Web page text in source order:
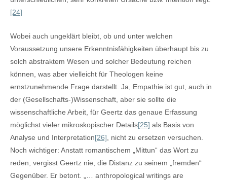
[24]
Wobei auch ungeklärt bleibt, ob und unter welchen
Voraussetzung unsere Erkenntnisfähigkeiten überhaupt bis zu
solch abstraktem Wesen und solcher Bedeutung reichen
können, was aber vielleicht für Theologen keine
ernstzunehmende Frage darstellt. Ja, Empathie ist gut, auch in
der (Gesellschafts-)Wissenschaft, aber sie sollte die
wissenschaftliche Arbeit, für Geertz das genaue Erfassung
möglichst vieler mikroskopischer Details[25] als Basis von
Analyse und Interpretation[26] , nicht zu ersetzen versuchen.
Noch wichtiger: Anstatt romantischem „Mittun“ das Wort zu
reden, vergisst Geertz nie, die Distanz zu seinem „fremden“
Gegenüber. Er betont. „… anthropological writings are